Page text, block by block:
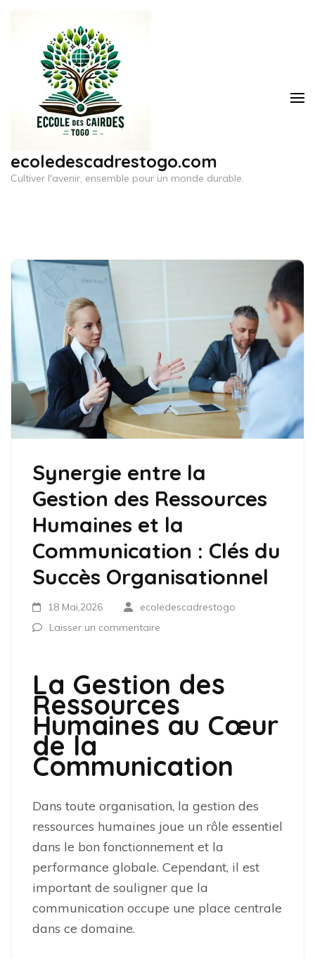
contenu
(Pressez
ecoledescadrestogo.com
Cultiver l'avenir, ensemble pour un monde durable.
Synergie entre la
Gestion des Ressources
Humaines et la
Communication : Clés du
Succès Organisationnel
18 Mai,2026
ecoledescadrestogo
Laisser un commentaire
La Gestion des
Ressources
Humaines au Cœur
de la
Communication
Dans toute organisation, la gestion des
ressources humaines joue un rôle essentiel
dans le bon fonctionnement et la
performance globale. Cependant, il est
important de souligner que la
communication occupe une place centrale
dans ce domaine.